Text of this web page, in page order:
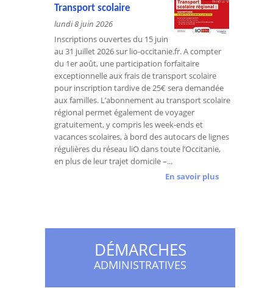
Transport scolaire
lundi 8 juin 2026
Inscriptions ouvertes du 15 juin
au 31 juillet 2026 sur lio-occitanie.fr. A compter
du 1er août, une participation forfaitaire
exceptionnelle aux frais de transport scolaire
pour inscription tardive de 25€ sera demandée
aux familles. L’abonnement au transport scolaire
régional permet également de voyager
gratuitement, y compris les week-ends et
vacances scolaires, à bord des autocars de lignes
régulières du réseau liO dans toute l’Occitanie,
en plus de leur trajet domicile –...
En savoir plus
DÉMARCHES
ADMINISTRATIVES